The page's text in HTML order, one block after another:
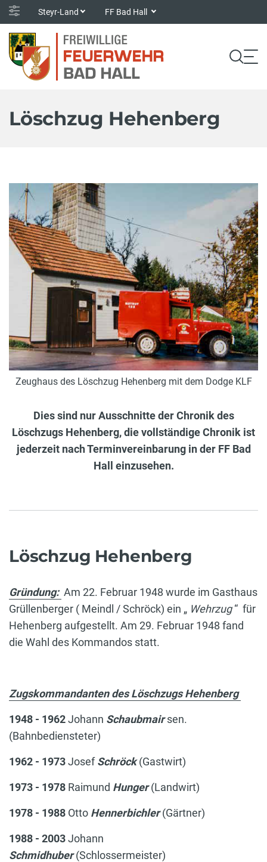
Steyr-Land FF Bad Hall
Löschzug Hehenberg
Zeughaus des Löschzug Hehenberg mit dem Dodge KLF
Dies sind nur Ausschnitte der Chronik des
Löschzugs Hehenberg, die vollständige Chronik ist
jederzeit nach Terminvereinbarung in der FF Bad
Hall einzusehen.
Löschzug Hehenberg
Gründung: Am 22. Februar 1948 wurde im Gasthaus
Grüllenberger ( Meindl / Schröck) ein „ Wehrzug“ für
Hehenberg aufgestellt. Am 29. Februar 1948 fand
die Wahl des Kommandos statt.
Zugskommandanten des Löschzugs Hehenberg
1948 - 1962Johann Schaubmairsen.
(Bahnbediensteter)
1962 - 1973JosefSchröck(Gastwirt)
1973 - 1978 Raimund Hunger(Landwirt)
1978 - 1988 Otto Hennerbichler(Gärtner)
1988 - 2003Johann
Schmidhuber(Schlossermeister)